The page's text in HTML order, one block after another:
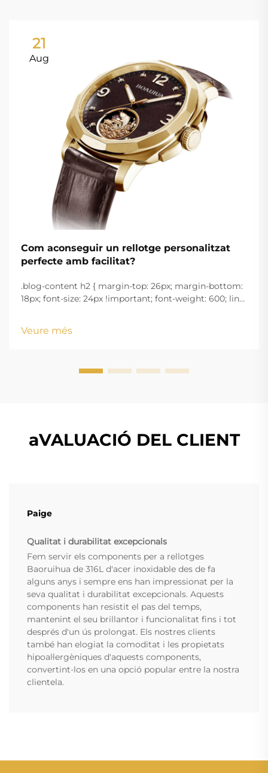
21
Aug
Com aconseguir un rellotge personalitzat
perfecte amb facilitat?
.blog-content h2 { margin-top: 26px; margin-bottom:
18px; font-size: 24px !important; font-weight: 600; line-
w...
Veure més
aVALUACIÓ DEL CLIENT
Paige
Qualitat i durabilitat excepcionals
Fem servir els components per a rellotges
Baoruihua de 316L d'acer inoxidable des de fa
alguns anys i sempre ens han impressionat per la
seva qualitat i durabilitat excepcionals. Aquests
components han resistit el pas del temps,
mantenint el seu brillantor i funcionalitat fins i tot
després d'un ús prolongat. Els nostres clients
també han elogiat la comoditat i les propietats
hipoal·lergèniques d'aquests components,
convertint-los en una opció popular entre la nostra
clientela.